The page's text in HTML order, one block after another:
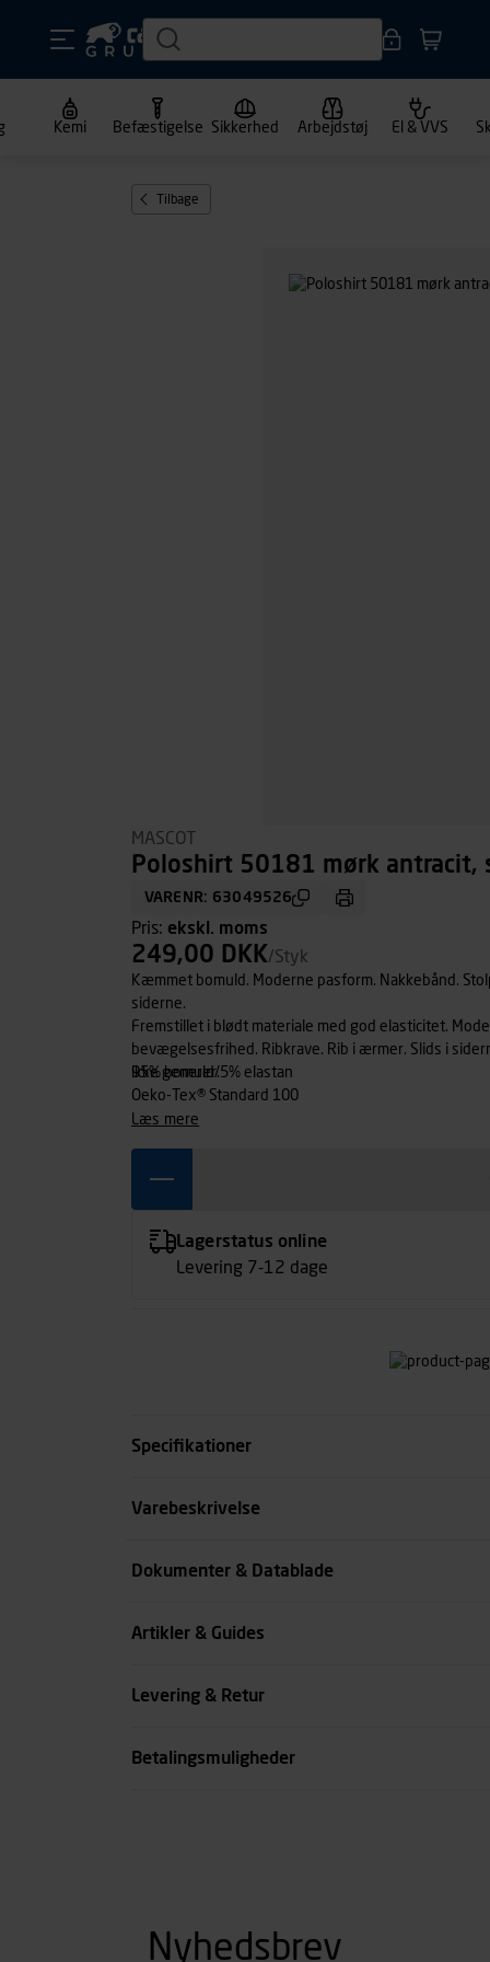
Kemi Befæstigelse Sikkerhed Arbejdstøj El & VVS
Tilbage
MASCOT
Poloshirt 50181 mørk antracit,
VARENR: 63049526
Pris: ekskl. moms
249,00 DKK/Styk
Kæmmet bomuld. Moderne pasform. Nakkebånd.
siderne.
Fremstillet i blødt materiale med god elasticitet.
bevægelsesfrihed. Ribkrave. Rib i ærmer. Slids i
ikke generer.
95% bomuld/5% elastan
Oeko-Tex® Standard 100
læs mere
Lagerstatus online
Levering 7-12 dage
Specifikationer
Størrelse
Varebeskrivelse
Dokumenter & Datablade
Artikler & Guides
Levering & Retur
Betalingsmuligheder
Nyhedsbrev